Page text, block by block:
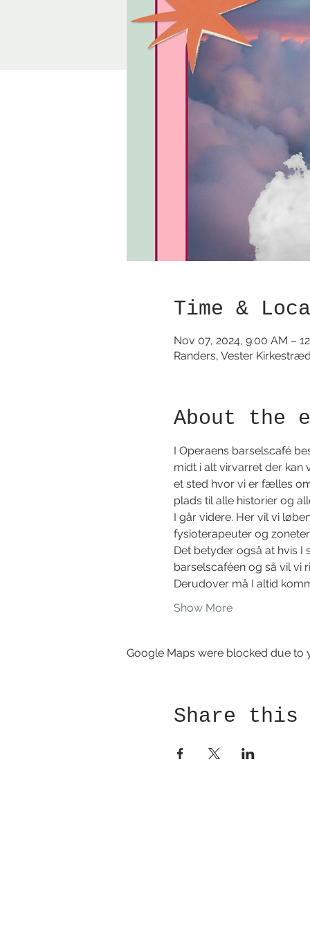
Time &
Nov 07, 2024, 9:00 AM –
Randers, Vester
About the
I Operaens barselscafé
midt i alt virvarret der
et sted hvor vi er fælles
plads til alle historier og
I går videre. Her vil vi
fysioterapeuter og
Det betyder også at hvis
barselscaféen og så vil
Derudover må I altid
Show More
Google Maps were blocked due to
Share this